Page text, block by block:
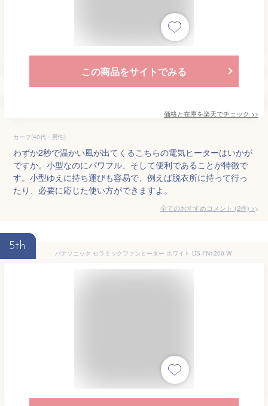
この商品をサイトでみる
価格と在庫を楽天でチェック >>
カーフ(40代・男性)
わずか2秒で温かい風が出てくるこちらの電気ヒーターはいかが
ですか。小型なのにパワフル、そして便利であることが特徴で
す。小型ゆえに持ち運びも容易で、例えば脱衣所に持って行っ
たり、必要に応じた使い方ができますよ。
全てのおすすめコメント (2件) >
5th
パナソニック セラミックファンヒーター ホワイト DS-FN1200-W